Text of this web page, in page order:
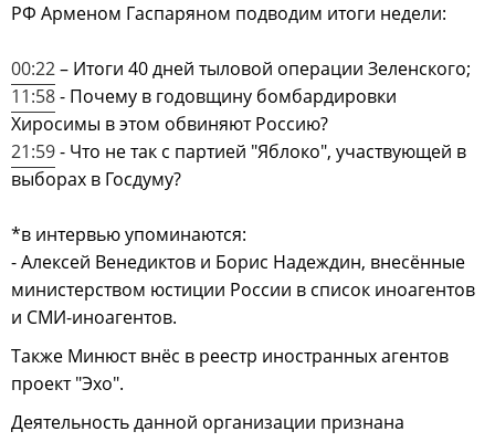
РФ Арменом Гаспаряном подводим итоги недели:
00:22– Итоги 40 дней тыловой операции Зеленского;
11:58- Почему в годовщину бомбардировки
Хиросимы в этом обвиняют Россию?
21:59- Что не так с партией "Яблоко", участвующей в
выборах в Госдуму?
*в интервью упоминаются:
- Алексей Венедиктов и Борис Надеждин, внесённые
министерством юстиции России в список иноагентов
и СМИ-иноагентов.
Также Минюст внёс в реестр иностранных агентов
проект "Эхо".
Деятельность данной организации признана